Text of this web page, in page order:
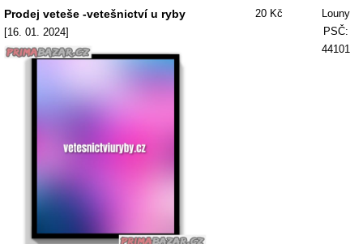
Prodej veteše -vetešnictví u ryby
[16. 01. 2024]
20 Kč
Louny
PSČ:
44101